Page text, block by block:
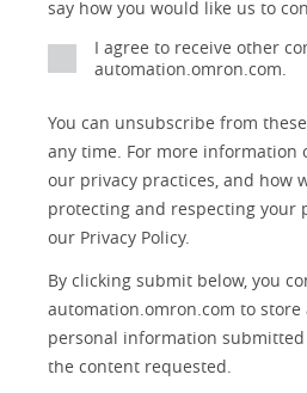
Drives
SYSMAC
Motion and
Drive
Panel
Building
Technical Support
Training
Predictive
Maintenance
Flexible
Manufacturing
Sysmac Platform
say how you would like us to
I agree to receive other
automation.omron.com.
You can unsubscribe from
any time. For more information
our privacy practices, and how
protecting and respecting your
our Privacy Policy.
By clicking submit below, you
automation.omron.com to store
personal information
the content requested.